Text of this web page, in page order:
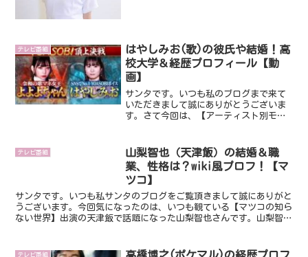
テレビ番組
はやしみお(歌)の彼氏や結婚！高
校大学＆経歴プロフィール【動
画】
サンタです。いつも私のブログまで来て
いただきまして誠にありがとうございま
す。さて今回は、【アーティスト別モノ
モノマネをされ、よよよちゃんと対決し
たはやしみおさん。...
テレビ番組
山梨智也（天津飯）の結婚＆職
業、性格は？wiki風プロフ！【マ
ツコ】
サンタです。いつも私サンタのブログをご覧頂きまして誠にありがと
うございます。今回気になったのは、いつも観ている【マツコの知ら
ない世界】出演の天津飯で話題になった山梨智也さんです。山梨智也
テレビ番組